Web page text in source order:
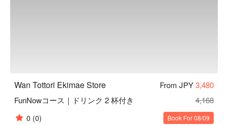
Wan Tottori Ekimae Store From JPY3,480
FunNowコース｜ドリンク 2 杯付き
4,168
0 (0) Book For 08/09